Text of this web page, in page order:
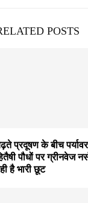
POSTS
प्रदूषण के बीच
पौधों पर ग्रीनवेज
है भारी छूट